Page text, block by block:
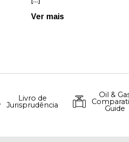
Ver mais
Livro de
Jurisprudência
Oil &
Guide